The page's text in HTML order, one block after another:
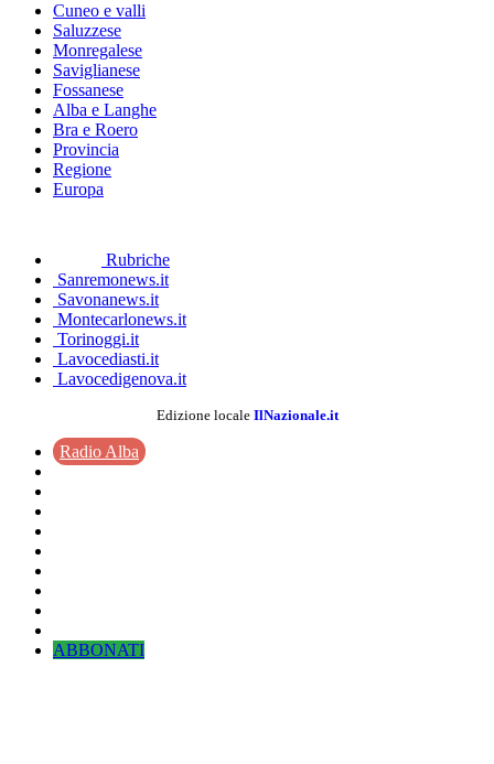
Cuneo e valli
Saluzzese
Monregalese
Saviglianese
Fossanese
Alba e Langhe
Bra e Roero
Provincia
Regione
Europa
Rubriche
Sanremonews.it
Savonanews.it
Montecarlonews.it
Torinoggi.it
Lavocediasti.it
Lavocedigenova.it
Edizione locale IlNazionale.it
Radio Alba
ABBONATI